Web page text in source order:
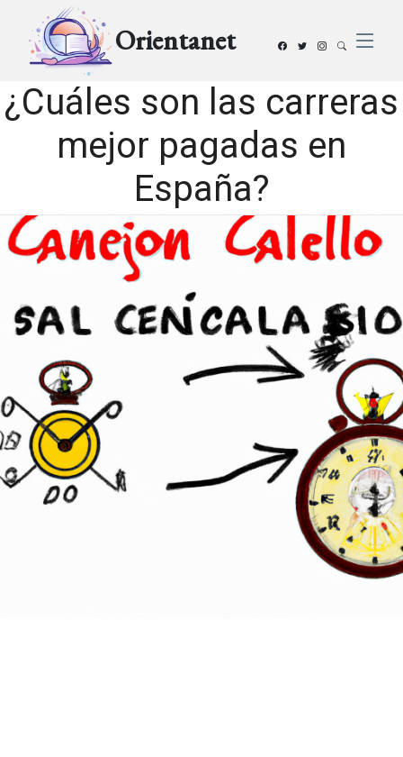
Orientanet
¿Cuáles son las carreras
mejor pagadas en
España?